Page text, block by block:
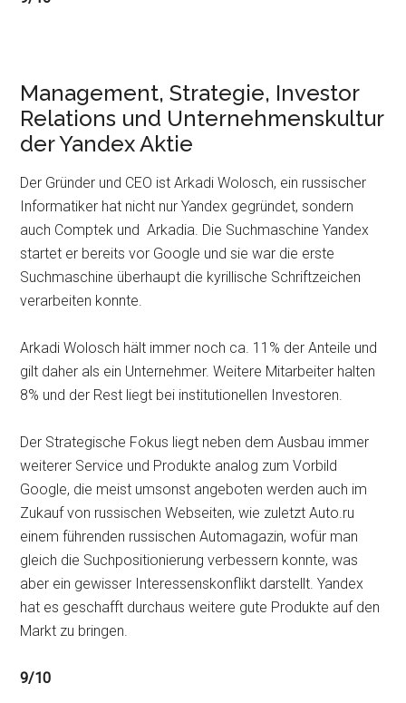
Management, Strategie, Investor
Relations und Unternehmenskultur
der Yandex Aktie
Der Gründer und CEO ist Arkadi Wolosch, ein russischer
Informatiker hat nicht nur Yandex gegründet, sondern
auch Comptek und Arkadia. Die Suchmaschine Yandex
startet er bereits vor Google und sie war die erste
Suchmaschine überhaupt die kyrillische Schriftzeichen
verarbeiten konnte.
Arkadi Wolosch hält immer noch ca. 11% der Anteile und
gilt daher als ein Unternehmer. Weitere Mitarbeiter halten
8% und der Rest liegt bei institutionellen Investoren.
Der Strategische Fokus liegt neben dem Ausbau immer
weiterer Service und Produkte analog zum Vorbild
Google, die meist umsonst angeboten werden auch im
Zukauf von russischen Webseiten, wie zuletzt Auto.ru
einem führenden russischen Automagazin, wofür man
gleich die Suchpositionierung verbessern konnte, was
aber ein gewisser Interessenskonflikt darstellt. Yandex
hat es geschafft durchaus weitere gute Produkte auf den
Markt zu bringen.
9/10